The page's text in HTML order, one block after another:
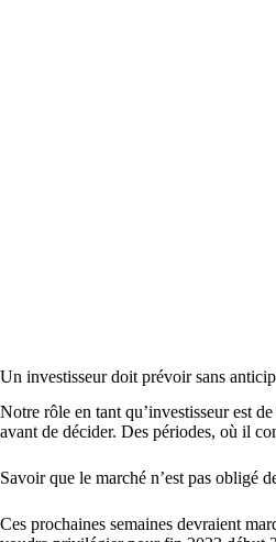
Un investisseur doit prévoir sans
Notre rôle en tant qu’investisseur est
avant de décider. Des périodes, où il
Savoir que le marché n’est pas obligé
Ces prochaines semaines devraient